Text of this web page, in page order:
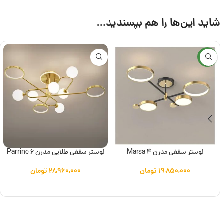
شاید این‌ها را هم بپسندید…
جدید
لوستر سقفی مدرن Marsa 4
۱۹,۸۵۰,۰۰۰ تومان
لوستر سقفی طلایی مدرن Parrino 6
۲۸,۹۶۰,۰۰۰تومان